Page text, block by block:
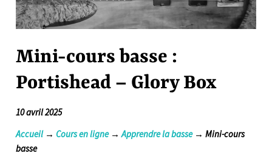
Mini-cours basse :
Portishead – Glory Box
10 avril 2025
Accueil→Cours en ligne→Apprendre la basse→ Mini-cours
basse